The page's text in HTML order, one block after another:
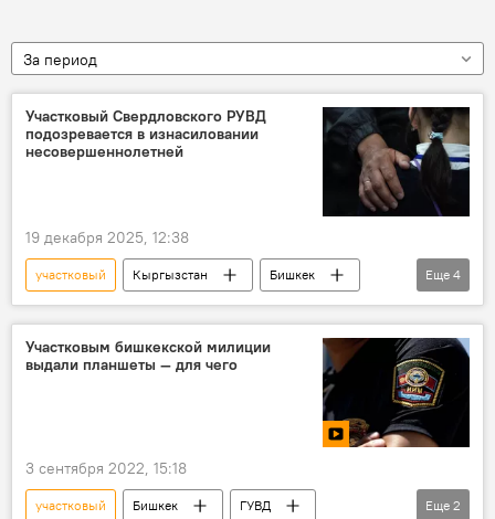
За период
Участковый Свердловского РУВД
подозревается в изнасиловании
несовершеннолетней
19 декабря 2025, 12:38
участковый Кыргызстан
Бишкек
Свердловское РУВД
изнасилование
несовершеннолетняя
задержание
Еще 4
Участковым бишкекской милиции
выдали планшеты — для чего
3 сентября 2022, 15:18
участковый Бишкек
ГУВД
Еще 2